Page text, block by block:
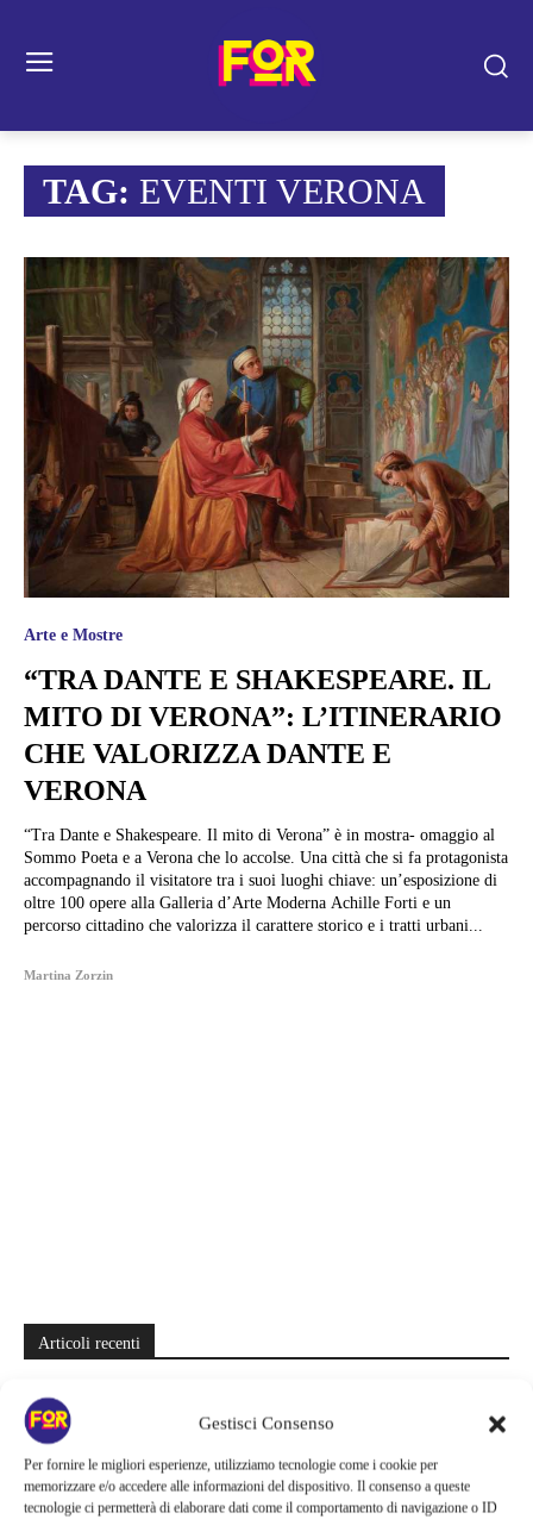
Gestisci Consenso
Per fornire le migliori esperienze, utilizziamo tecnologie come i cookie per
memorizzare e/o accedere alle informazioni del dispositivo. Il consenso a queste
tecnologie ci permetterà di elaborare dati come il comportamento di navigazione o ID
TAG: EVENTI VERONA
Arte e Mostre
“TRA DANTE E SHAKESPEARE. IL
MITO DI VERONA”: L’ITINERARIO
CHE VALORIZZA DANTE E
VERONA
“Tra Dante e Shakespeare. Il mito di Verona” è in mostra- omaggio al
Sommo Poeta e a Verona che lo accolse. Una città che si fa protagonista
accompagnando il visitatore tra i suoi luoghi chiave: un’esposizione di
oltre 100 opere alla Galleria d’Arte Moderna Achille Forti e un
percorso cittadino che valorizza il carattere storico e i tratti urbani...
Martina Zorzin
Articoli recenti
nuovo survival horror: una vacanza diventa una trappola
La paura dell’altezza torna al cinema | Il sequel di Fall cambia
scenario: una nuova sfida senza via di fuga